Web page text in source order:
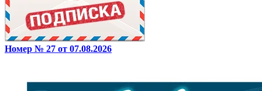
Номер № 27 от 07.08.2026